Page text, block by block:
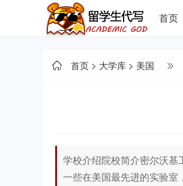
首页
首页 > 大学库 > 美国
学校介绍院校简介密尔沃
一些在美国最先进的实验